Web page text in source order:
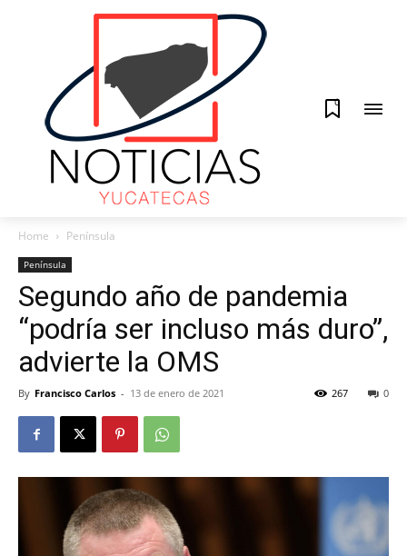
0
Home Península
Península
Segundo año de pandemia
“podría ser incluso más duro”,
advierte la OMS
By Francisco Carlos - 13 de enero de 2021 0
267